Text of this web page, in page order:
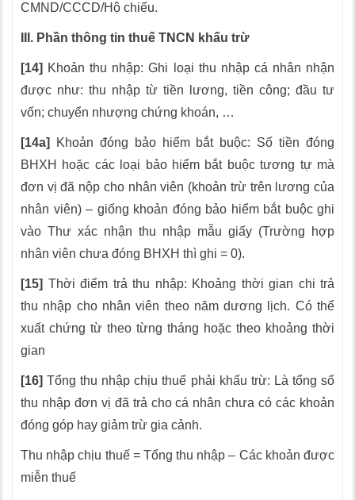
CMND/CCCD/Hộ chiếu.
III. Phần thông tin thuế TNCN khấu trừ
[14] Khoản thu nhập: Ghi loại thu nhập cá nhân nhận
được như: thu nhập từ tiền lương, tiền công; đầu tư
vốn; chuyển nhượng chứng khoán, …
[14a]
Khoản đóng bảo hiểm bắt buộc: Số tiền đóng
BHXH hoặc các loại bảo hiểm bắt buộc tương tự mà
đơn vị đã nộp cho nhân viên (khoản trừ trên lương của
nhân viên) – giống khoản đóng bảo hiểm bắt buộc ghi
vào Thư xác nhận thu nhập mẫu giấy (Trường hợp
nhân viên chưa đóng BHXH thì ghi = 0).
[15] Thời điểm trả thu nhập: Khoảng thời gian chi trả
thu nhập cho nhân viên theo năm dương lịch. Có thể
xuất chứng từ theo từng tháng hoặc theo khoảng thời
gian
[16] Tổng thu nhập chịu thuế phải khấu trừ: Là tổng số
thu nhập đơn vị đã trả cho cá nhân chưa có các khoản
đóng góp hay giảm trừ gia cảnh.
Thu nhập chịu thuế = Tổng thu nhập – Các khoản được
miễn thuế